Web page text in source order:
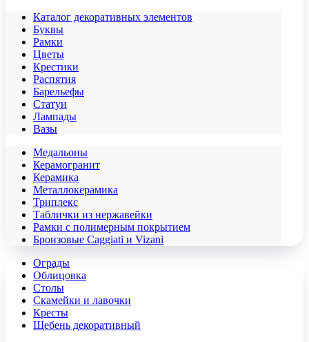
Каталог декоративных элементов
Буквы
Рамки
Цветы
Крестики
Распятия
Барельефы
Статуи
Лампады
Вазы
Медальоны
Керамогранит
Керамика
Металлокерамика
Триплекс
Таблички из нержавейки
Рамки с полимерным покрытием
Бронзовые Caggiati и Vizani
Ограды
Облицовка
Столы
Скамейки и лавочки
Кресты
Щебень декоративный